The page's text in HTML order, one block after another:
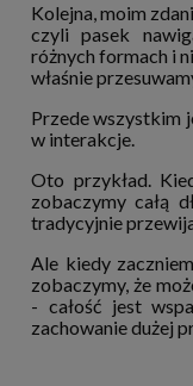
Kolejna, moim
czyli pasek
różnych formach i
właśnie
Przede wszystkim
w interakcje.
Oto przykład.
zobaczymy całą
tradycyjnie
Ale kiedy
zobaczymy, że
- całość jest
zachowanie dużej